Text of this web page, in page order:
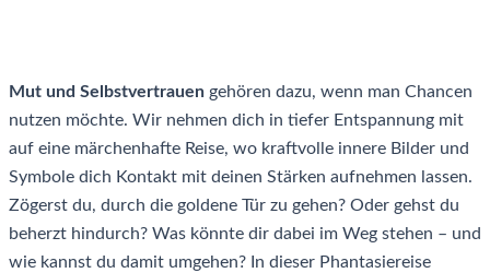
Mut und Selbstvertrauen gehören dazu, wenn man Chancen
nutzen möchte. Wir nehmen dich in tiefer Entspannung mit
auf eine märchenhafte Reise, wo kraftvolle innere Bilder und
Symbole dich Kontakt mit deinen Stärken aufnehmen lassen.
Zögerst du, durch die goldene Tür zu gehen? Oder gehst du
beherzt hindurch? Was könnte dir dabei im Weg stehen – und
wie kannst du damit umgehen? In dieser Phantasiereise